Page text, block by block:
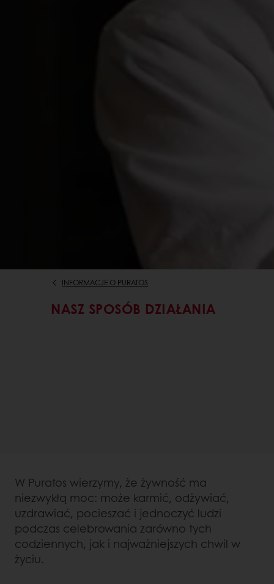
INFORMACJE O PURATOS
NASZ SPOSÓB DZIAŁANIA
W Puratos wierzymy, że żywność ma
niezwykłą moc: może karmić, odżywiać,
uzdrawiać, pocieszać i jednoczyć ludzi
podczas celebrowania zarówno tych
codziennych, jak i najważniejszych chwil w
życiu.